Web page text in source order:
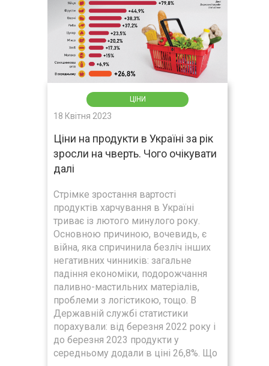
ЦІНИ
18 Квітня 2023
Ціни на продукти в Україні за рік
зросли на чверть. Чого очікувати
далі
Стрімке зростання вартості
продуктів харчування в Україні
триває із лютого минулого року.
Основною причиною, вочевидь, є
війна, яка спричинила безліч інших
негативних чинників: загальне
падіння економіки, подорожчання
паливно-мастильних матеріалів,
проблеми з логістикою, тощо. В
Державній службі статистики
порахували: від березня 2022 року і
до березня 2023 продукти у
середньому додали в ціні 26,8%. Що